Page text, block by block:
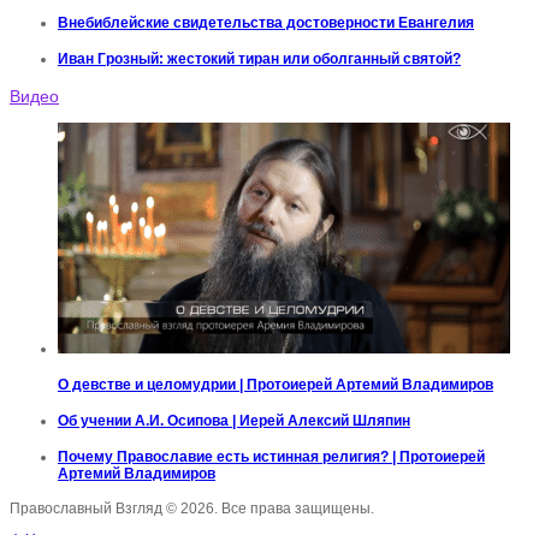
Внебиблейские свидетельства достоверности Евангелия
Иван Грозный: жестокий тиран или оболганный святой?
Видео
О девстве и целомудрии | Протоиерей Артемий Владимиров
Об учении А.И. Осипова | Иерей Алексий Шляпин
Почему Православие есть истинная религия? | Протоиерей
Артемий Владимиров
Православный Взгляд © 2026. Все права защищены.